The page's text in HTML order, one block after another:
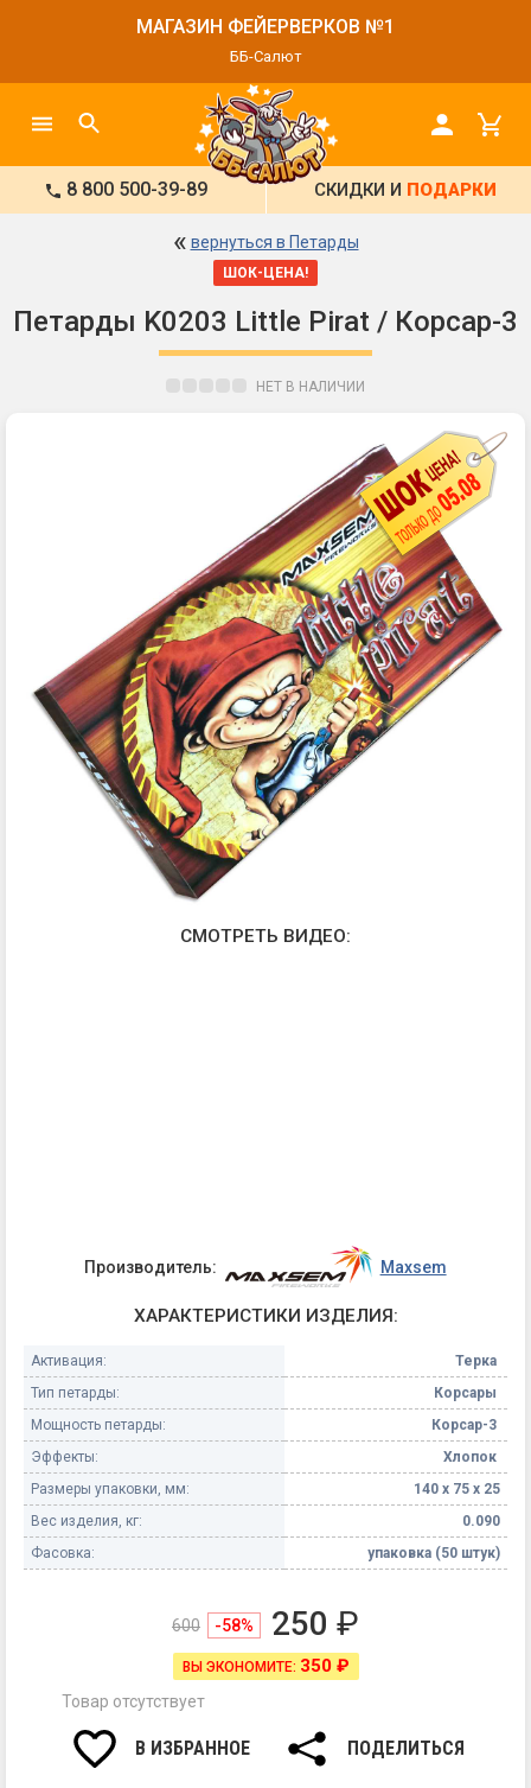
МАГАЗИН ФЕЙЕРВЕРКОВ №1
ББ-Салют
8 800 500-39-89 СКИДКИ И ПОДАРКИ
« вернуться в Петарды
ШОК-ЦЕНА!
Петарды K0203 Little Pirat / Корсар-3
НЕТ В НАЛИЧИИ
СМОТРЕТЬ ВИДЕО:
Производитель: Maxsem
ХАРАКТЕРИСТИКИ ИЗДЕЛИЯ:
Активация:
Терка
Тип петарды:
Корсары
Мощность петарды:
Корсар-3
Эффекты:
Хлопок
Размеры упаковки, мм:
140 х 75 х 25
Вес изделия, кг:
0.090
Фасовка:
упаковка (50 штук)
600 -58% 250 ₽
ВЫ ЭКОНОМИТЕ: 350 ₽
Товар отсутствует
В ИЗБРАННОЕ ПОДЕЛИТЬСЯ